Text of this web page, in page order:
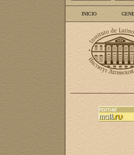
INICIO